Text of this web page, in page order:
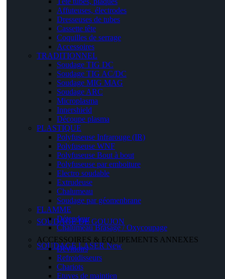
Affuteuses, électrodes
Dresseuses de tubes
Cassette tête
Coquilles de serrage
Accessoires
TRADITIONNEL
Soudage TIG DC
Soudage TIG AC/DC
Soudage MIG MAG
Soudage ARC
Microplasma
Innershield
Découpe plasma
PLASTIQUE
Polyfuseuse Infrarouge (IR)
Polyfuseuse WNF
Polyfuseuse Bout à bout
Polyfuseuse par emboiture
Electro soudable
Extrudeuse
Chalumeau
Soudage par géomenbrane
FLAMME
Détendeur
Chalumeau Brasage / Oxycoupage
SOUDAGE DE GOUJON
SOUDAGE LASER New
ACCESSOIRES & EQUIPEMENTS ANNEXES
Dévidoirs
Refroidisseurs
Chariots
Etuves de maintien